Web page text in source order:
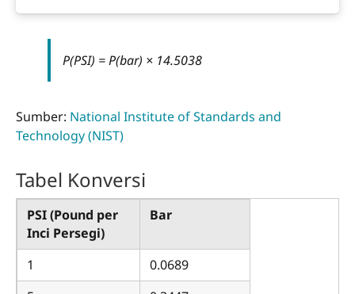
P(PSI) = P(bar) × 14.5038
Sumber: National Institute of Standards and
Technology (NIST)
Tabel Konversi
PSI (Pound per
Inci Persegi)
Bar
1
0.0689